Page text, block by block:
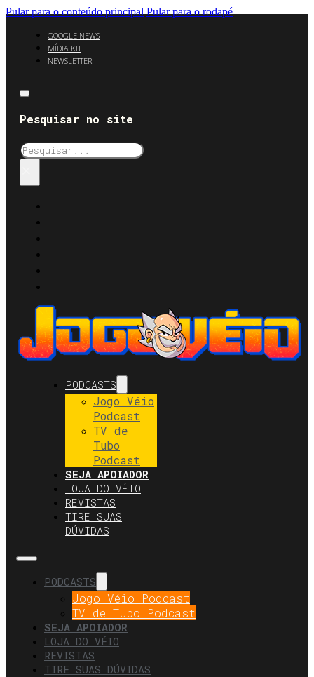
Pular para o conteúdo principal Pular para o rodapé
GOOGLE NEWS
MÍDIA KIT
NEWSLETTER
Pesquisar no site
Pesquisar
PODCASTS
Jogo Véio
Podcast
TV de
Tubo
Podcast
SEJA APOIADOR
LOJA DO VÉIO
REVISTAS
TIRE SUAS
DÚVIDAS
PODCASTS
Jogo Véio Podcast
TV de Tubo Podcast
SEJA APOIADOR
LOJA DO VÉIO
REVISTAS
TIRE SUAS DÚVIDAS